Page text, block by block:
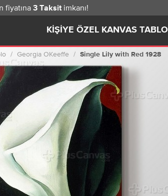
KIŞIYE ÖZEL KANVAS TABLO
fiyatına 3 Taksit imkanı!
Georgia OKeeffe Single Lily with Red 1928